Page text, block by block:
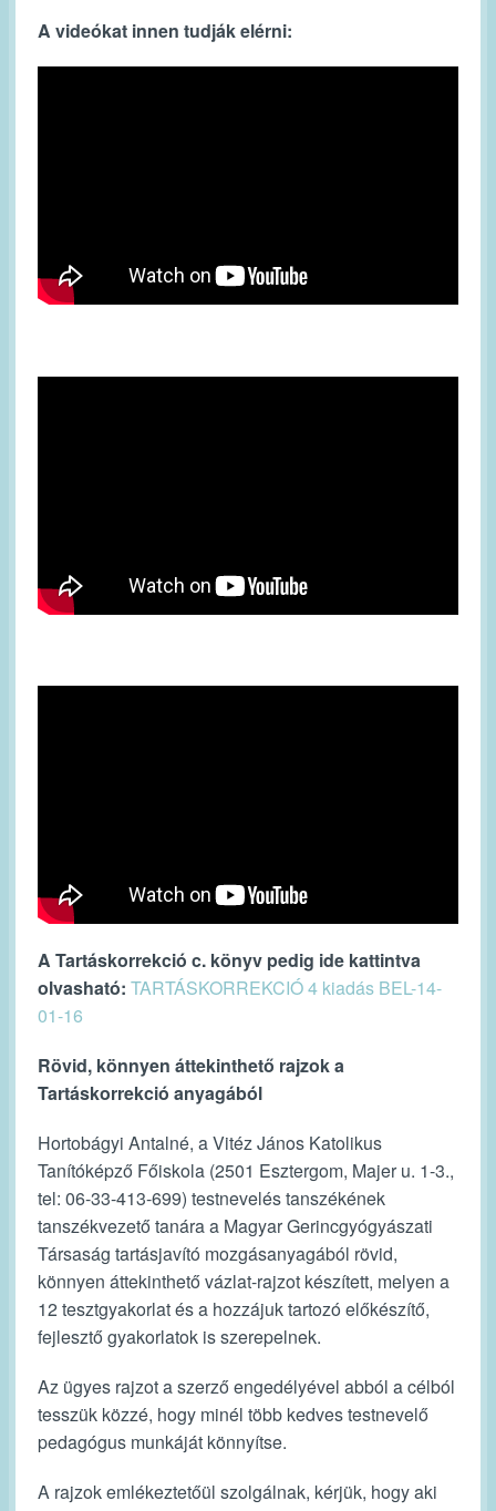
A videókat innen tudják elérni:
A Tartáskorrekció c. könyv pedig ide kattintva
olvasható: TARTÁSKORREKCIÓ 4 kiadás BEL-14-
01-16
Rövid, könnyen áttekinthető rajzok a
Tartáskorrekció anyagából
Hortobágyi Antalné, a Vitéz János Katolikus
Tanítóképző Főiskola (2501 Esztergom, Majer u. 1-3.,
tel: 06-33-413-699) testnevelés tanszékének
tanszékvezető tanára a Magyar Gerincgyógyászati
Társaság tartásjavító mozgásanyagából rövid,
könnyen áttekinthető vázlat-rajzot készített, melyen a
12 tesztgyakorlat és a hozzájuk tartozó előkészítő,
fejlesztő gyakorlatok is szerepelnek.
Az ügyes rajzot a szerző engedélyével abból a célból
tesszük közzé, hogy minél több kedves testnevelő
pedagógus munkáját könnyítse.
A rajzok emlékeztetőül szolgálnak, kérjük, hogy aki